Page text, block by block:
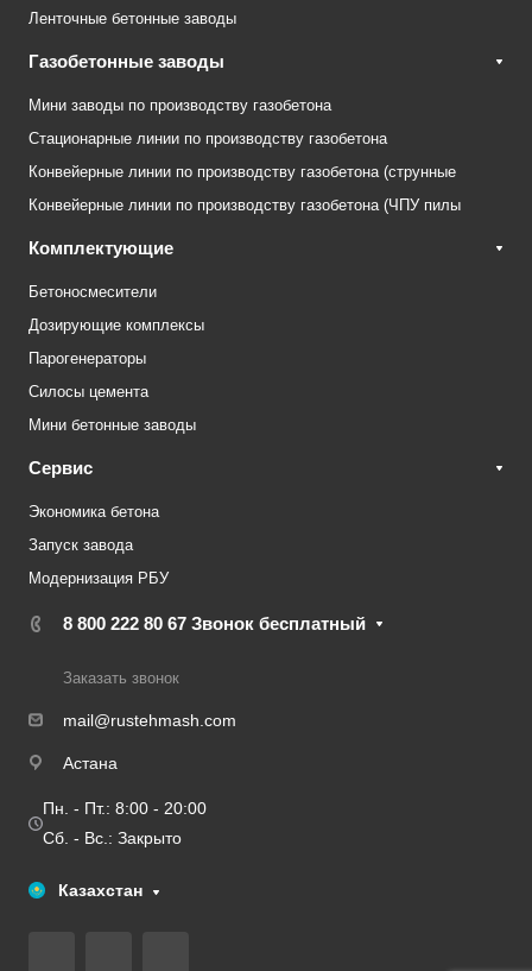
Ленточные бетонные заводы
Газобетонные заводы
Мини заводы по производству газобетона
Стационарные линии по производству газобетона
Конвейерные линии по производству газобетона (струнные
Конвейерные линии по производству газобетона (ЧПУ пилы
Комплектующие
Бетоносмесители
Дозирующие комплексы
Парогенераторы
Силосы цемента
Мини бетонные заводы
Сервис
Экономика бетона
Запуск завода
Модернизация РБУ
8 800 222 80 67 Звонок бесплатный
Заказать звонок
mail@rustehmash.com
Астана
Пн. - Пт.: 8:00 - 20:00
Сб. - Вс.: Закрыто
Казахстан